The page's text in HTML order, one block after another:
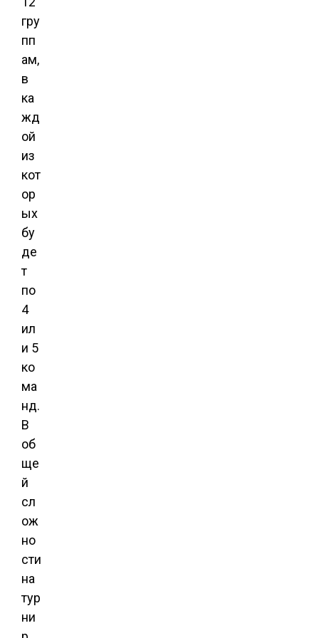
гру
пп
ам,
в
ка
жд
ой
из
кот
ор
ых
бу
де
т
по
4
ил
и 5
ко
ма
нд.
В
об
ще
й
сл
ож
но
сти
на
тур
ни